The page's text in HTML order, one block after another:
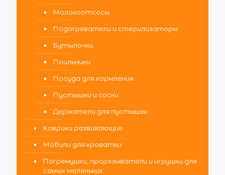
Молокоотсосы
Подогреватели и стерилизаторы
Бутылочки
Поильники
Посуда для кормления
Пустышки и соски
Держатели для пустышек
Коврики развивающие
Мобили для кроватки
Погремушки, прорезыватели и игрушки для
самых маленьких